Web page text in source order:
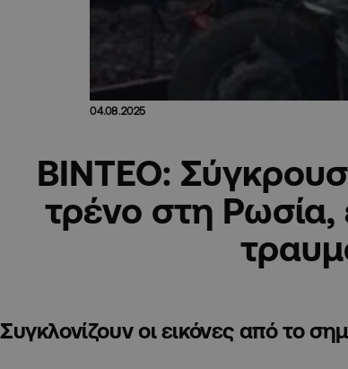
04.08.2025
ΒΙΝΤΕΟ:
τρένο στη Ρωσία,
Συγκλονίζουν οι εικόνες από το